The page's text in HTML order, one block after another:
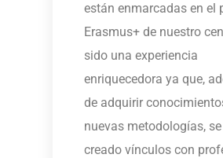
están enmarcadas en el
Erasmus+ de nuestro
sido una experiencia
enriquecedora ya que,
de adquirir
nuevas metodologías,
creado vínculos con